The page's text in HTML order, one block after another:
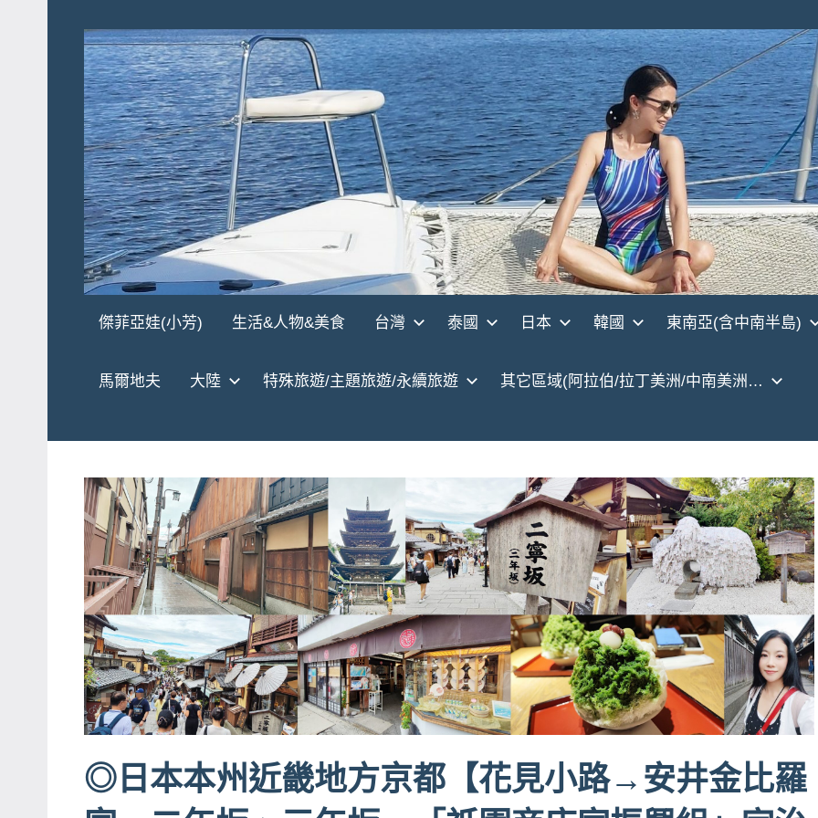
content
傑
娃
JEFFIA
FANG
團、
主
題
旅
遊、
達
人
帶
路、
旅
節
目
傑菲亞娃(小芳) 生活&人物&美食 台灣 泰國 日本 韓國 東南亞(含中南半島)
馬爾地夫 大陸 特殊旅遊/主題旅遊/永續旅遊 其它區域(阿拉伯/拉丁美洲/中南美洲…
◎日本本州近畿地方京都【花見小路→安井金比羅